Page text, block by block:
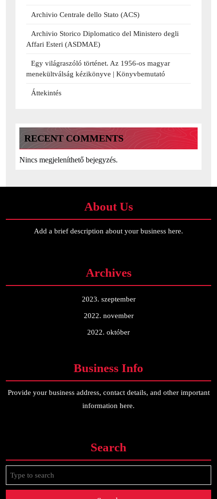
Archivio Centrale dello Stato (ACS)
Archivio Storico Diplomatico del Ministero degli
Affari Esteri (ASDMAE)
Egy világraszóló történet. Az 1956-os magyar
menekültválság kézikönyve | Könyvbemutató
Áttekintés
RECENT COMMENTS
Nincs megjeleníthető bejegyzés.
About Us
Add a brief description about your business here.
Archives
2023. szeptember
2022. november
2022. október
Business Info
Provide your business address, contact details, and other important
information here.
Search